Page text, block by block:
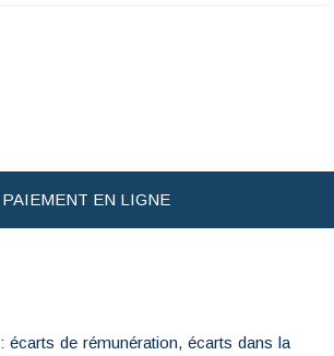
PAIEMENT EN LIGNE
: écarts de rémunération, écarts dans la